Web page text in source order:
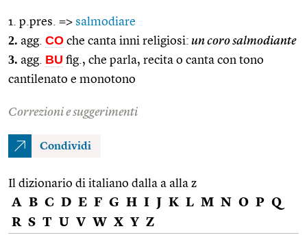
1. p.pres. => salmodiare
2. agg. CO che canta inni religiosi: un coro salmodiante
3. agg. BU fig., che parla, recita o canta con tono
cantilenato e monotono
Correzioni e suggerimenti
Condividi
Il dizionario di italiano dalla a alla z
A B C D E F G H I J K L M N O P Q
R S T U V W X Y Z